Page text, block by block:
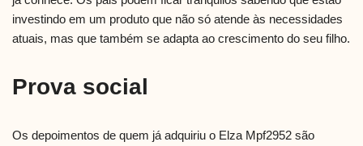
investindo em um produto que não só atende às necessidades
atuais, mas que também se adapta ao crescimento do seu filho.
Prova social
Os depoimentos de quem já adquiriu o Elza Mpf2952 são